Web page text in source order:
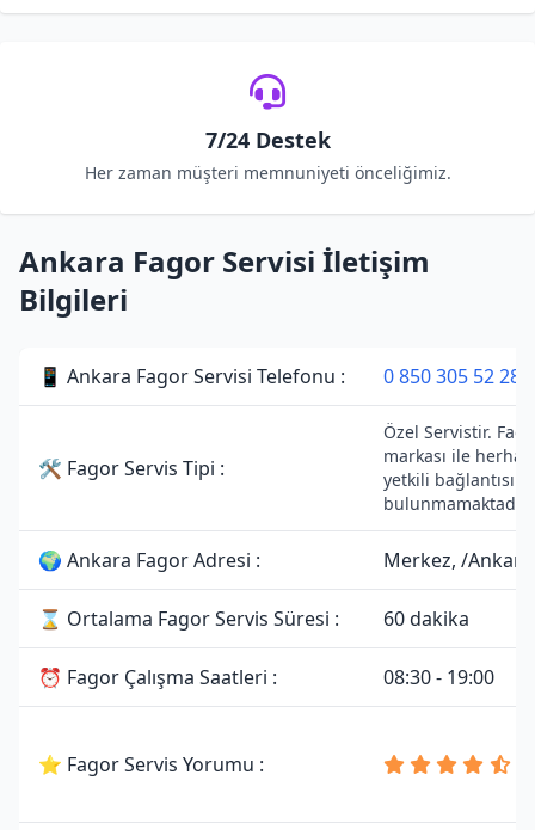
7/24 Destek
Her zaman müşteri memnuniyeti önceliğimiz.
Ankara Fagor Servisi İletişim
Bilgileri
📱 Ankara Fagor Servisi Telefonu : 0 850 305 52 28
🛠 Fagor Servis Tipi :
Özel Servistir.
markası ile
yetkili bağlantısı
bulunmamaktadır.
🌍 Ankara Fagor Adresi : Merkez, /Ankara
⌛ Ortalama Fagor Servis Süresi : 60 dakika
⏰ Fagor Çalışma Saatleri : 08:30 - 19:00
⭐ Fagor Servis Yorumu :